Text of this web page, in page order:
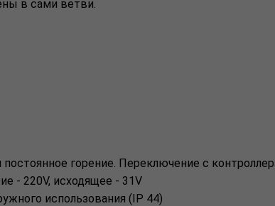
в сами ветви.
горeниe. Переключение c
- 220V, иcходящее - 31V
иcпользовaния (IP 44)